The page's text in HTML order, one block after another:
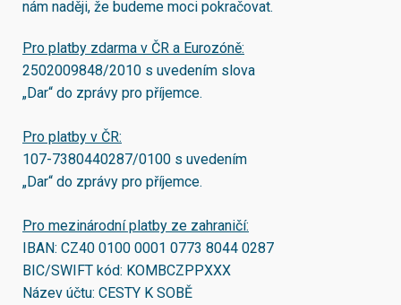
nám naději, že budeme moci pokračovat.
Pro platby zdarma v ČR a Eurozóně:
2502009848/2010 s uvedením slova
„Dar“ do zprávy pro příjemce.
Pro platby v ČR:
107-7380440287/0100 s uvedením
„Dar“ do zprávy pro příjemce.
Pro mezinárodní platby ze zahraničí:
IBAN: CZ40 0100 0001 0773 8044 0287
BIC/SWIFT kód: KOMBCZPPXXX
Název účtu: CESTY K SOBĚ